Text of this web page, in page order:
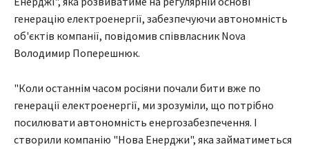
генерацію електроенергії, забезпечуючи автономність
об'єктів компанії, повідомив співвласник Nova
Володимир Поперешнюк.
"Коли останнім часом росіяни почали бити вже по
генерації електроенергії, ми зрозуміли, що потрібно
посилювати автономність енергозабезпечення. І
створили компанію "Нова Енерджи", яка займатиметься